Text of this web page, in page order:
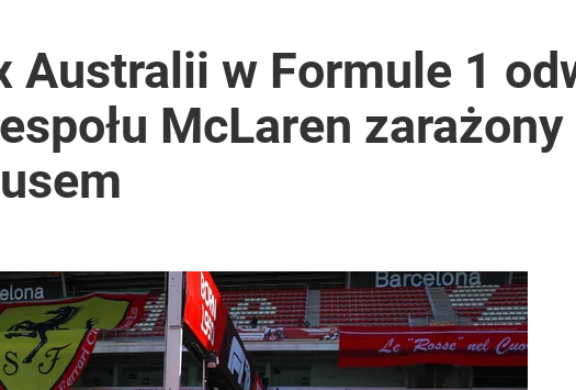
Australii w Formule 1
McLaren zarażony